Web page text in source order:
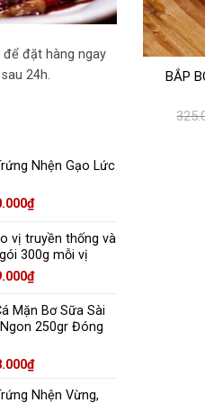
để đặt hàng ngay
24h.
Nhện Gạo Lức
₫Giá
tại
là:
20.000₫.
vị truyền thống và
300g mỗi vị
₫Giá
tại
là:
Mặn Bơ Sữa Sài
250gr Đóng
₫Giá
tại
Nhện Vừng,
BẮP